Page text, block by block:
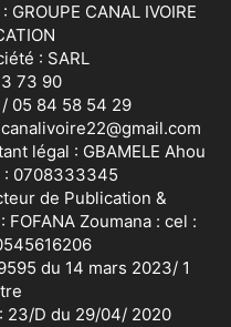
CANAL IVOIRE
: SARL
73 90
05 84 58 54 29
légal : GBAMELE Ahou
: 0708333345
de Publication &
Zoumana : cel :
du 14 mars 2023/ 1
23/D du 29/04/ 2020